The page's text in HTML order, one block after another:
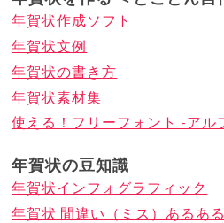
年賀状作成ソフト
年賀状文例
年賀状の書き方
年賀状素材集
使える！フリーフォント -アル
年賀状の豆知識
年賀状インフォグラフィック
年賀状 間違い（ミス）あるある